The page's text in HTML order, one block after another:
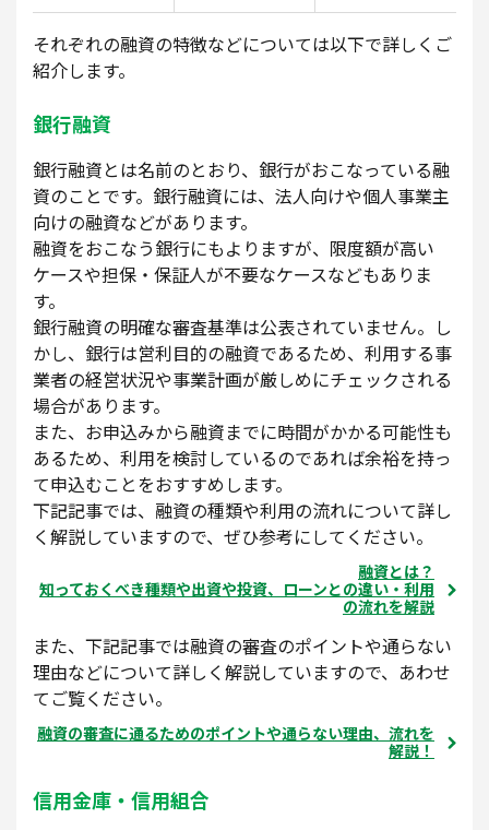
それぞれの融資の特徴などについては以下で詳しくご
紹介します。
銀行融資
銀行融資とは名前のとおり、銀行がおこなっている融
資のことです。銀行融資には、法人向けや個人事業主
向けの融資などがあります。
融資をおこなう銀行にもよりますが、限度額が高い
ケースや担保・保証人が不要なケースなどもありま
す。
銀行融資の明確な審査基準は公表されていません。し
かし、銀行は営利目的の融資であるため、利用する事
業者の経営状況や事業計画が厳しめにチェックされる
場合があります。
また、お申込みから融資までに時間がかかる可能性も
あるため、利用を検討しているのであれば余裕を持っ
て申込むことをおすすめします。
下記記事では、融資の種類や利用の流れについて詳し
く解説していますので、ぜひ参考にしてください。
融資とは？
知っておくべき種類や出資や投資、ローンとの違い・利用
の流れを解説
また、下記記事では融資の審査のポイントや通らない
理由などについて詳しく解説していますので、あわせ
てご覧ください。
融資の審査に通るためのポイントや通らない理由、流れを
解説！
信用金庫・信用組合